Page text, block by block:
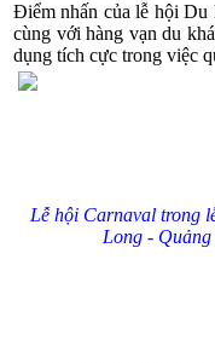
Điểm nhấn của lễ hội Du
cùng với hàng vạn du
dụng tích cực trong việc
Lễ hội Carnaval trong
Long -